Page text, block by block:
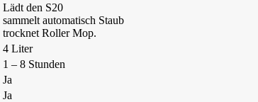
Lädt den S20
sammelt automatisch Staub
trocknet Roller Mop.
4 Liter
1 – 8 Stunden
Ja
Ja